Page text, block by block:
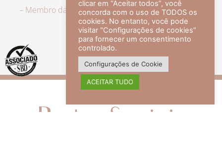
– Membro da Sociedade Brasileira de Dermatologia,
com título de especialista.
veja mais +
Redes Sociais
clicar em “Aceitar todos”, você
concorda com o uso de TODOS os
cookies. No entanto, você pode
visitar "Configurações de cookies"
para fornecer um consentimento
controlado.
Configurações de Cookie
ACEITAR TUDO